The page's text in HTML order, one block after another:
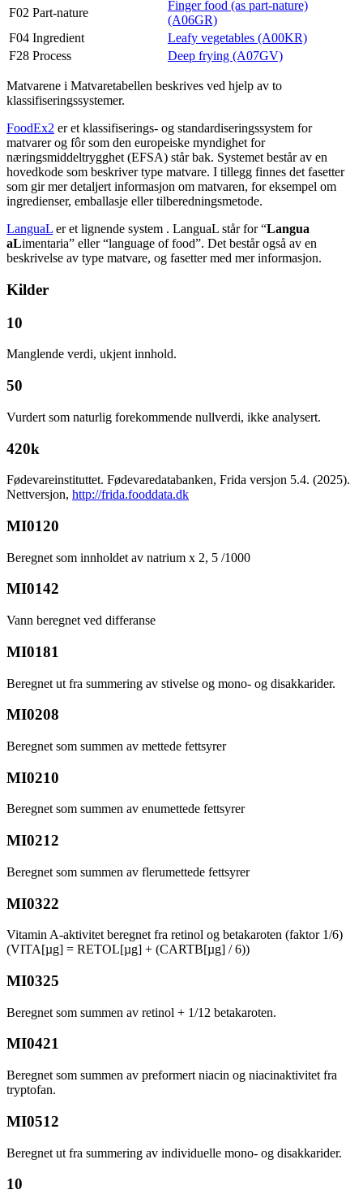
F02 Part-nature
Finger food (as part-nature)
(A06GR)
F04 Ingredient
Leafy vegetables (A00KR)
F28 Process
Deep frying (A07GV)
Matvarene i Matvaretabellen beskrives ved hjelp av to
klassifiseringssystemer.
FoodEx2 er et klassifiserings- og standardiseringssystem for
matvarer og fôr som den europeiske myndighet for
næringsmiddeltrygghet (EFSA) står bak. Systemet består av en
hovedkode som beskriver type matvare. I tillegg finnes det fasetter
som gir mer detaljert informasjon om matvaren, for eksempel om
ingredienser, emballasje eller tilberedningsmetode.
LanguaL er et lignende system . LanguaL står for “Langua
aLimentaria” eller “language of food”. Det består også av en
beskrivelse av type matvare, og fasetter med mer informasjon.
Kilder
10
Manglende verdi, ukjent innhold.
50
Vurdert som naturlig forekommende nullverdi, ikke analysert.
420k
Fødevareinstituttet. Fødevaredatabanken, Frida versjon 5.4. (2025).
Nettversjon, http://frida.fooddata.dk
MI0120
Beregnet som innholdet av natrium x 2, 5 /1000
MI0142
Vann beregnet ved differanse
MI0181
Beregnet ut fra summering av stivelse og mono- og disakkarider.
MI0208
Beregnet som summen av mettede fettsyrer
MI0210
Beregnet som summen av enumettede fettsyrer
MI0212
Beregnet som summen av flerumettede fettsyrer
MI0322
Vitamin A-aktivitet beregnet fra retinol og betakaroten (faktor 1/6)
(VITA[µg] = RETOL[µg] + (CARTB[µg] / 6))
MI0325
Beregnet som summen av retinol + 1/12 betakaroten.
MI0421
Beregnet som summen av preformert niacin og niacinaktivitet fra
tryptofan.
MI0512
Beregnet ut fra summering av individuelle mono- og disakkarider.
10